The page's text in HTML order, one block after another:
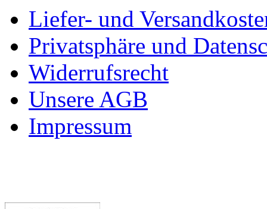
Liefer- und
Privatsphäre und
Widerrufsrecht
Unsere AGB
Impressum